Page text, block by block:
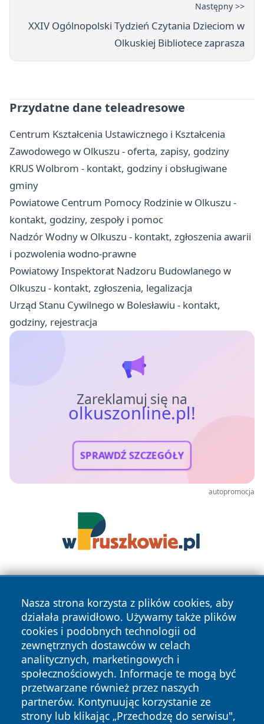
Następny >>
XXIV Ogólnopolski Tydzień Czytania Dzieciom w
Olkuskiej Bibliotece zaprasza
Przydatne dane teleadresowe
Centrum Kształcenia Ustawicznego i Kształcenia
Zawodowego w Olkuszu - oferta, zapisy, godziny
KRUS Wolbrom - kontakt, godziny i obsługiwane
gminy
Powiatowe Centrum Pomocy Rodzinie w Olkuszu -
kontakt, godziny, zespoły i pomoc
Nadzór Wodny w Olkuszu - kontakt, zgłoszenia awarii
i pozwolenia wodno-prawne
Powiatowy Inspektorat Nadzoru Budowlanego w
Olkuszu - kontakt, zgłoszenia, legalizacja
Urząd Stanu Cywilnego w Bolesławiu - kontakt,
godziny, rejestracja
Zareklamuj się na
olkuszonline.pl!
SPRAWDŹ SZCZEGÓŁY
autopromocja
Nasza strona korzysta z plików cookies, aby
działała prawidłowo. Używamy także plików
cookies i podobnych technologii od
zewnętrznych dostawców w celach
analitycznych, marketingowych i
społecznościowych. Informacje te mogą być
przetwarzane również przez naszych
partnerów. Kontynuując korzystanie ze
strony lub klikając „Przechodzę do serwisu",
Copyright © 2026 olkuszonline.pl Wszystkie prawa
zastrzeżone.
News Autorzy
Polityka
Prywatności
Polityka
Cookies